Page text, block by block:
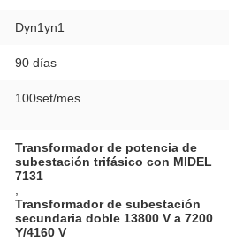
Dyn1yn1
90 días
100set/mes
Transformador de potencia de
subestación trifásico con MIDEL
7131
Transformador de subestación
secundaria doble 13800 V a 7200
Y/4160 V